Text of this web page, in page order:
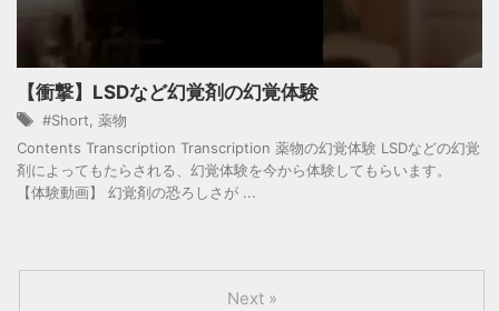
【衝撃】LSDなど幻覚剤の幻覚体験
#Short 薬物
Contents Transcription Transcription 薬物の幻覚体験 LSDなどの幻覚
剤によってもたらされる、幻覚体験を今から体験してもらいます。
【体験動画】 幻覚剤の恐ろしさが ...
Next »